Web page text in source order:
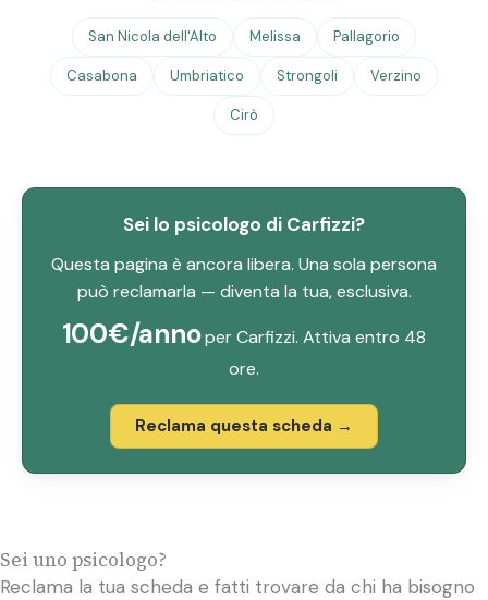
San Nicola dell'Alto Melissa Pallagorio
Casabona Umbriatico Strongoli Verzino
Cirò
Sei lo psicologo di Carfizzi?
Questa pagina è ancora libera. Una sola persona
può reclamarla — diventa la tua, esclusiva.
100€/annoper Carfizzi. Attiva entro 48
ore.
Reclama questa scheda →
Sei uno psicologo?
Reclama la tua scheda e fatti trovare da chi ha bisogno